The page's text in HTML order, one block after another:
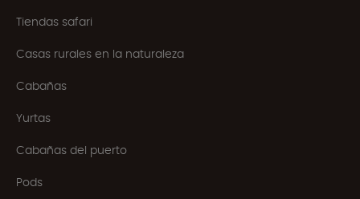
Tiendas safari
Casas rurales en la naturaleza
Cabañas
Yurtas
Cabañas del puerto
Pods